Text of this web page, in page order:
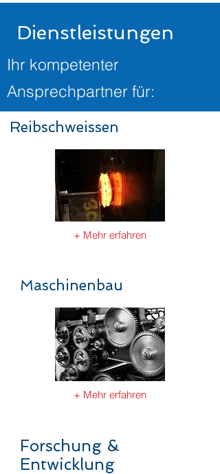
Dienstleistungen
Ihr kompetenter
Ansprechpartner für:
Maschinenbau
+ Mehr erfahren
Forschung &
Entwicklung
Reibschweissen
+ Mehr erfahren